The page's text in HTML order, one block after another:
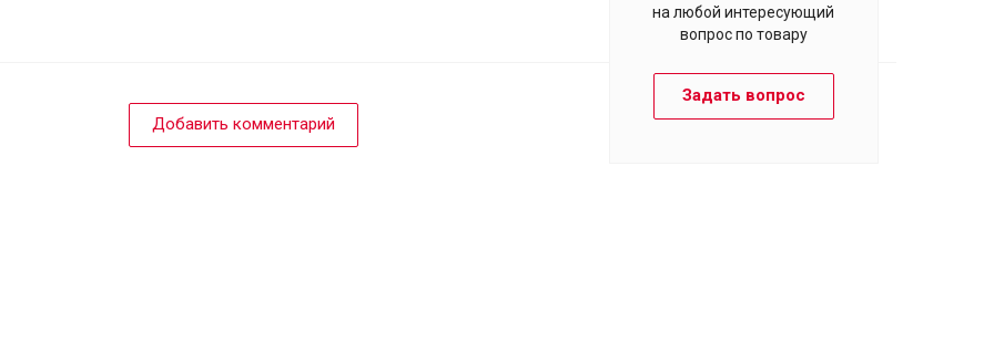
Добавить комментарий
на любой интересующий
вопрос по товару
Задать вопрос